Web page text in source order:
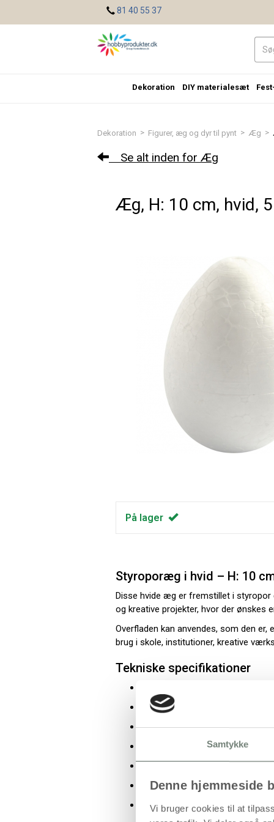
Samtykke
Denne hjemmeside
Vi bruger cookies til at
Dekoration > Figurer, æg og dyr til pynt > Æg >
Se alt inden for Æg
Æg, H: 10 cm, hvid,
På lager
Styroporæg i hvid – H: 10
Disse hvide æg er fremstillet i styropor
og kreative projekter, hvor der ønskes
Overfladen kan anvendes, som den
brug i skole, institutioner, kreative
Tekniske specifikationer
Materiale: Styropor
Farve: Hvid
Antal: 5 stk. pr. pakke
Vægt: Letvægts
Anvendelse: Dekoration og
81 40 55 37
Dekoration DIY materialesæt